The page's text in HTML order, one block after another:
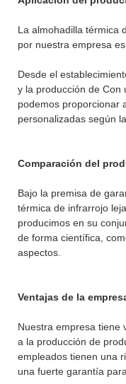
La almohadilla térmica
por nuestra empresa
Desde el
y la producción de Con
podemos proporcionar
personalizadas según
Comparación del
Bajo la premisa de
térmica de infrarrojo
producimos en su
de forma científica,
aspectos.
Ventajas de la
Nuestra empresa tiene
a la producción de
empleados tienen una
una fuerte garantía